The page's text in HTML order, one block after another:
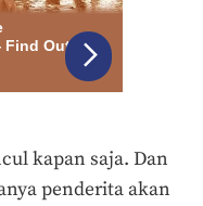
kapan saja. Dan
penderita akan